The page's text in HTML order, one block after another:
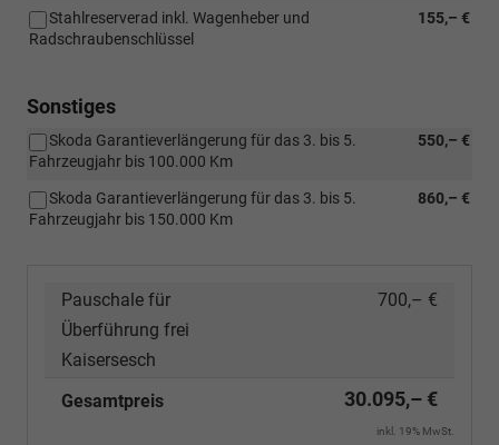
155,– €
Stahlreserverad inkl. Wagenheber und
Radschraubenschlüssel
Sonstiges
550,– €
Skoda Garantieverlängerung für das 3. bis 5.
Fahrzeugjahr bis 100.000 Km
860,– €
Skoda Garantieverlängerung für das 3. bis 5.
Fahrzeugjahr bis 150.000 Km
Pauschale für
Überführung frei
Kaisersesch
700,– €
Gesamtpreis 30.095,– €
inkl. 19% MwSt.